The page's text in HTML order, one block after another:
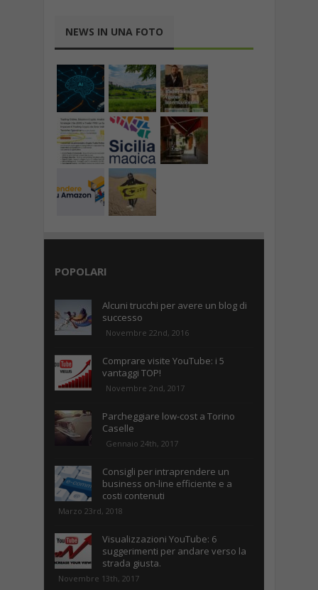
NEWS IN UNA FOTO
POPOLARI
Alcuni trucchi per avere un blog di
successo
Novembre 22nd, 2016
Comprare visite YouTube: i 5
vantaggi TOP!
Novembre 2nd, 2017
Parcheggiare low-cost a Torino
Caselle
Gennaio 24th, 2017
Consigli per intraprendere un
business on-line efficiente e a
costi contenuti
Marzo 23rd, 2018
Visualizzazioni YouTube: 6
suggerimenti per andare verso la
strada giusta.
Novembre 13th, 2017